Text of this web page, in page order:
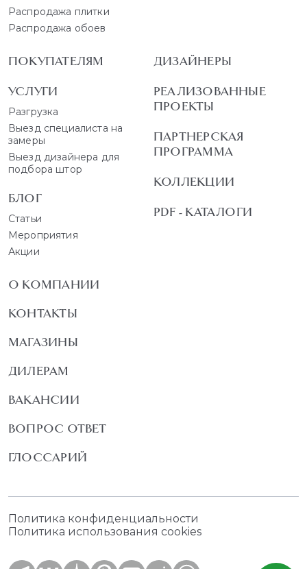
Распродажа плитки
Распродажа обоев
ПОКУПАТЕЛЯМ
УСЛУГИ
Разгрузка
Выезд специалиста на
замеры
Выезд дизайнера для
подбора штор
БЛОГ
Статьи
Мероприятия
Акции
ДИЗАЙНЕРЫ
РЕАЛИЗОВАННЫЕ
ПРОЕКТЫ
ПАРТНЕРСКАЯ
ПРОГРАММА
КОЛЛЕКЦИИ
PDF - КАТАЛОГИ
О КОМПАНИИ
КОНТАКТЫ
МАГАЗИНЫ
ДИЛЕРАМ
ВАКАНСИИ
ВОПРОС ОТВЕТ
ГЛОССАРИЙ
Политика конфиденциальности
Политика использования cookies